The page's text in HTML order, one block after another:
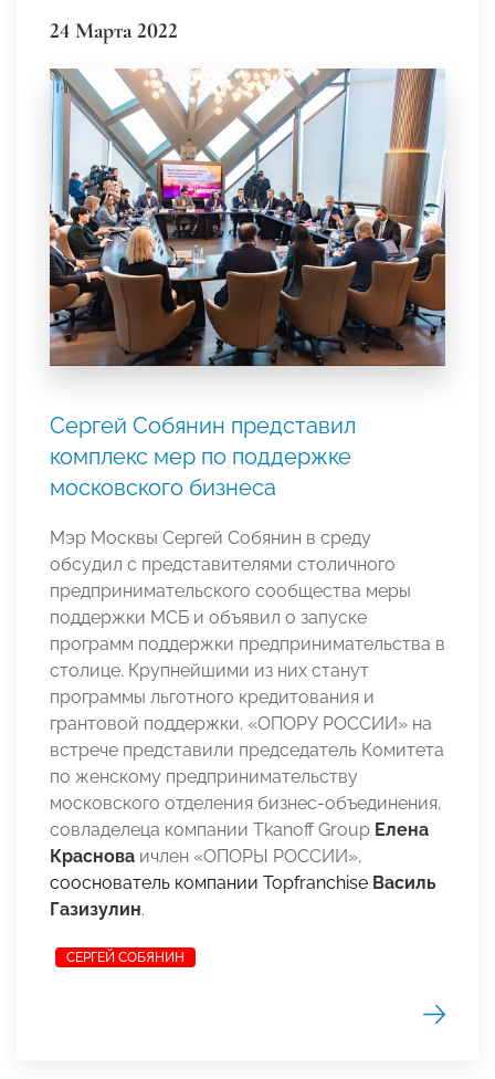
24 Марта 2022
Сергей Собянин представил
комплекс мер по поддержке
московского бизнеса
Мэр Москвы Сергей Собянин в среду
обсудил с представителями столичного
предпринимательского сообщества меры
поддержки МСБ и объявил о запуске
программ поддержки предпринимательства в
столице. Крупнейшими из них станут
программы льготного кредитования и
грантовой поддержки. «ОПОРУ РОССИИ» на
встрече представили председатель Комитета
по женскому предпринимательству
московского отделения бизнес-объединения,
совладелеца компании Tkanoff Group Елена
Краснова ичлен «ОПОРЫ РОССИИ»,
сооснователь компании Topfranchise Василь
Газизулин.
СЕРГЕЙ СОБЯНИН